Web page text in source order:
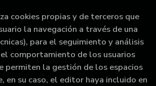
ATENCIÓN AL CLIENTE
Quem somos
Pedidos especiais
formulario de desistencia
cookies propias y de terceros que
la navegación a través de una
para el seguimiento y análisis
comportamiento de los usuarios
permiten la gestión de los espacios
en su caso, el editor haya incluido en